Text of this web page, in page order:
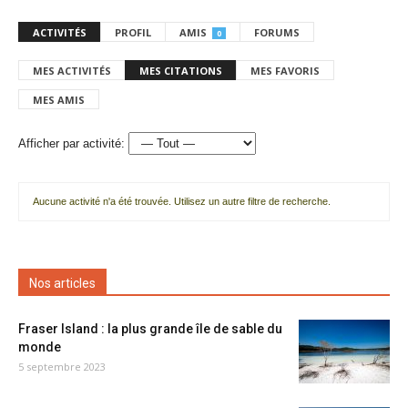
ACTIVITÉS PROFIL AMIS 0 FORUMS
MES ACTIVITÉS MES CITATIONS MES FAVORIS
MES AMIS
Afficher par activité:
Aucune activité n'a été trouvée. Utilisez un autre filtre de recherche.
Nos articles
Fraser Island : la plus grande île de sable du
monde
5 septembre 2023